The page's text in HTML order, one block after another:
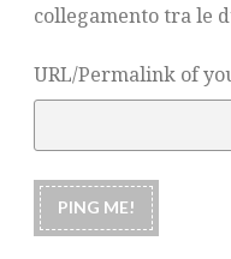
collegamento tra le
URL/Permalink of